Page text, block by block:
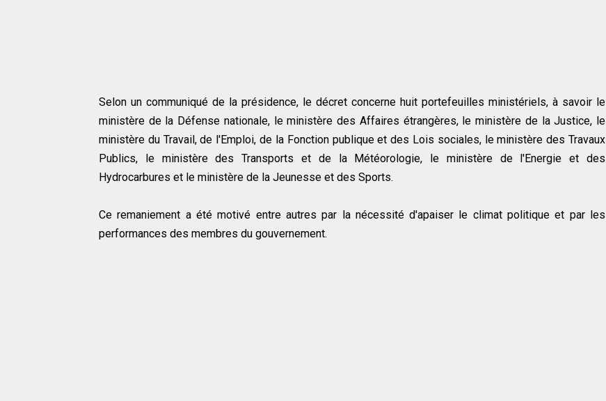
Selon un communiqué de la présidence, le décret concerne huit portefeuilles ministériels, à savoir le
ministère de la Défense nationale, le ministère des Affaires étrangères, le ministère de la Justice, le
ministère du Travail, de l'Emploi, de la Fonction publique et des Lois sociales, le ministère des Travaux
Publics, le ministère des Transports et de la Météorologie, le ministère de l'Energie et des
Hydrocarbures et le ministère de la Jeunesse et des Sports.
Ce remaniement a été motivé entre autres par la nécessité d'apaiser le climat politique et par les
performances des membres du gouvernement.